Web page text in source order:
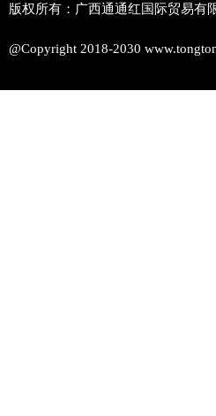
版权所有：广西通通红国际贸易
@Copyright 2018-2030